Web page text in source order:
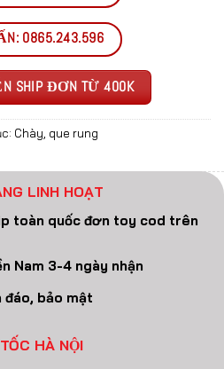
0865.243.596
SHIP ĐƠN TỪ 400K
Chày, que rung
LINH HOẠT
toàn quốc đơn toy cod trên
Nam 3-4 ngày nhận
đáo, bảo mật
HÀ NỘI